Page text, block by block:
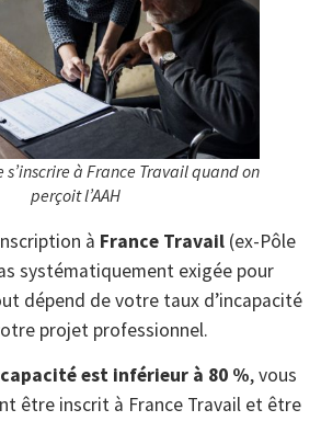
s’inscrire à France Travail quand on
perçoit l’AAH
à France Travail (ex-Pôle
systématiquement exigée pour
dépend de votre taux d’incapacité
projet professionnel.
est inférieur à 80 %, vous
être inscrit à France Travail et être